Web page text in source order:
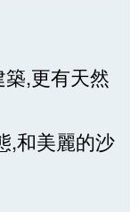
,更有天然
,和美麗的沙